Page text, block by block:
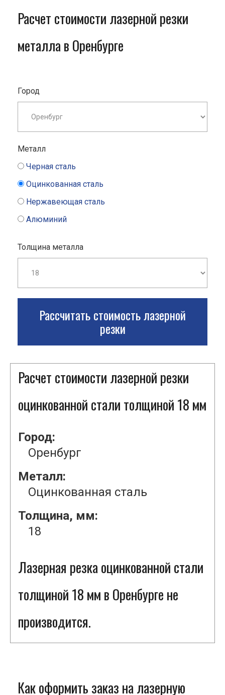
Расчет стоимости лазерной резки
металла в Оренбурге
Город
Металл
Черная сталь
Оцинкованная сталь
Нержавеющая сталь
Алюминий
Толщина металла
Рассчитать стоимость лазерной
резки
Расчет стоимости лазерной резки
оцинкованной стали толщиной 18 мм
Город:
Оренбург
Металл:
Оцинкованная сталь
Толщина, мм:
18
Лазерная резка оцинкованной стали
толщиной 18 мм в Оренбурге не
производится.
Как оформить заказ на лазерную